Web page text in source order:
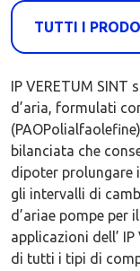
TUTTI I
IP VERETUM
d’aria, formulati
bilanciata che
dipoter prolungare
gli intervalli di
d’ariae pompe
applicazioni dell’
di tutti i tipi di